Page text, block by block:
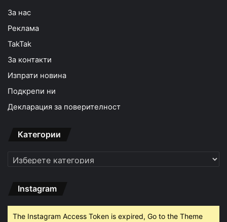
За нас
Реклама
TakTak
За контакти
Изпрати новина
Подкрепи ни
Декларация за поверителност
Категории
Категории
Instagram
The Instagram Access Token is expired, Go to the Theme